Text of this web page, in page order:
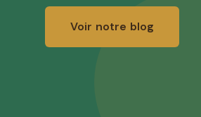
Voir notre blog